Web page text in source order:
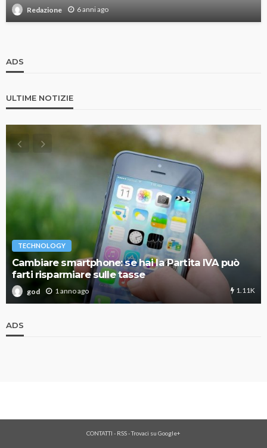
Redazione 6 anni ago
ADS
ULTIME NOTIZIE
TECHNOLOGY
Cambiare smartphone: se hai la Partita IVA può
farti risparmiare sulle tasse
god 1 anno ago 1.11K
ADS
CONTATTI - RSS-Trovaci su Google+